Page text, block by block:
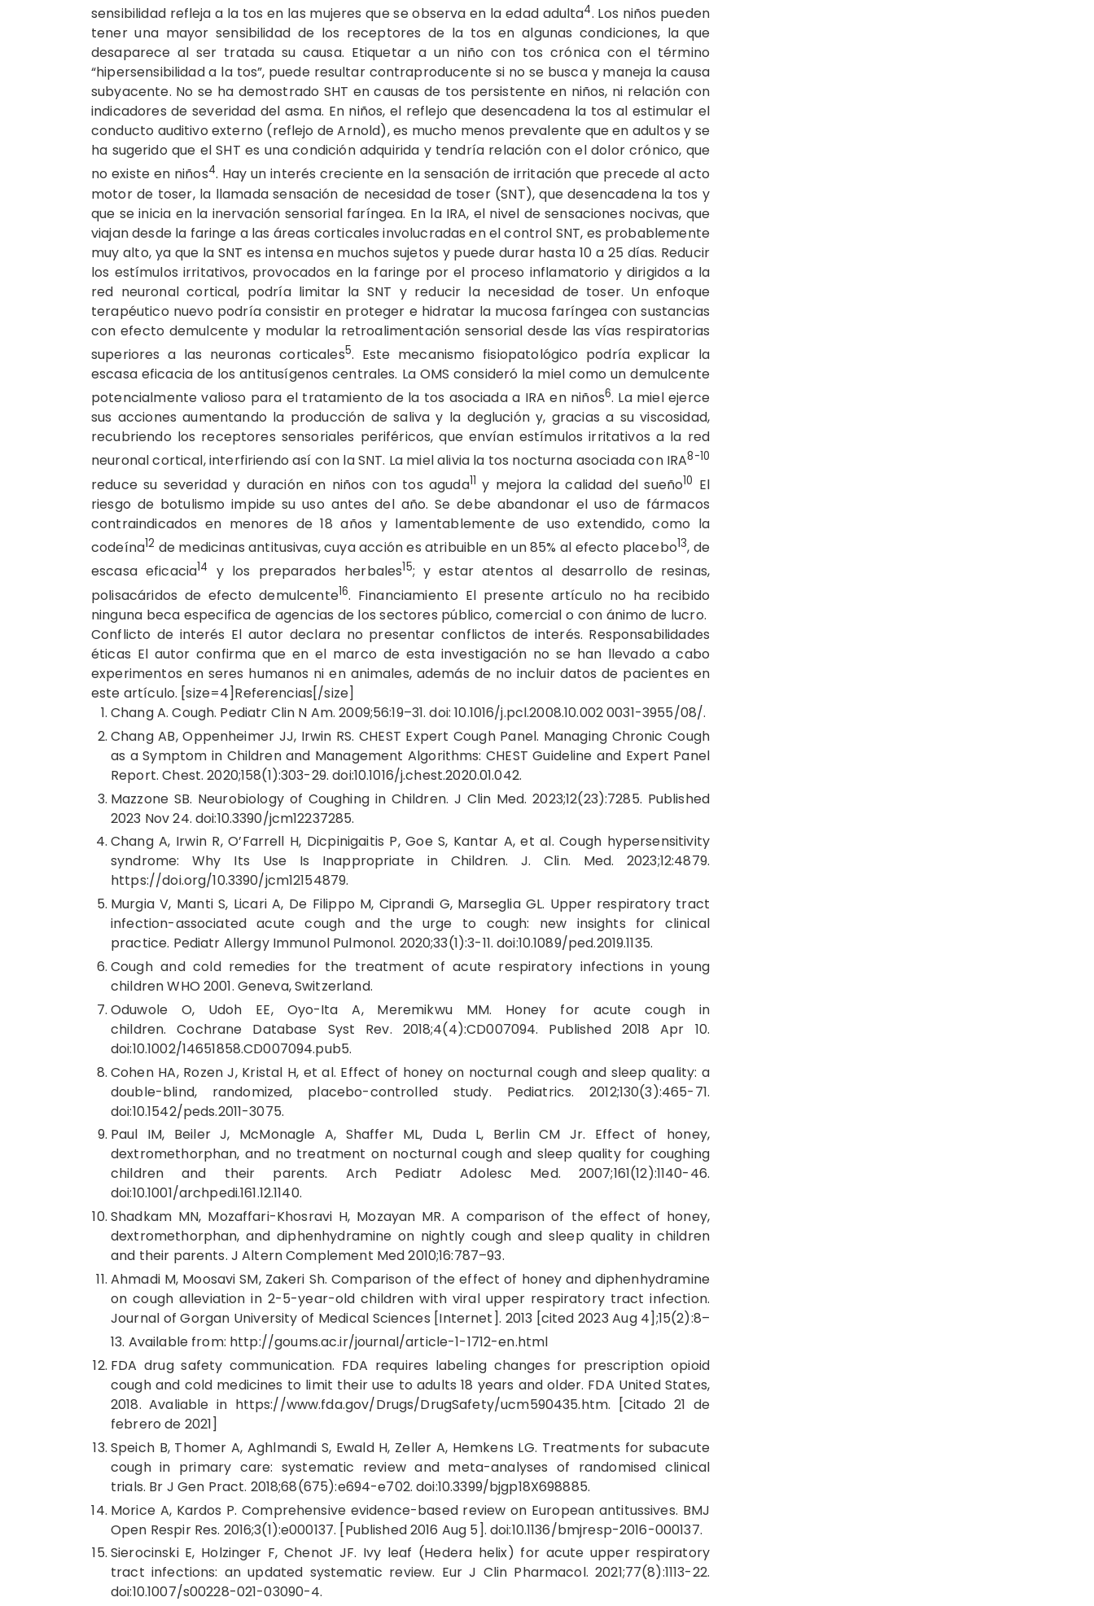
sensibilidad refleja a la tos en las mujeres que se observa en la edad adulta4. Los niños pueden
tener una mayor sensibilidad de los receptores de la tos en algunas ­condiciones, la que
desaparece al ser tratada su causa. Etiquetar a un niño con tos crónica con el término
“hipersensibilidad a la tos”, puede resultar contraproducente si no se busca y maneja la causa
subyacente. No se ha demostrado SHT en causas de tos persistente en niños, ni relación con
indicadores de severidad del asma. En niños, el reflejo que desencadena la tos al estimular el
conducto auditivo externo (reflejo de Arnold), es mucho menos prevalente que en adultos y se
ha sugerido que el SHT es una condición adquirida y tendría relación con el dolor crónico, que
no existe en niños4. Hay un interés creciente en la sensación de irritación que precede al acto
motor de toser, la llamada sensación de necesidad de toser (SNT), que desencadena la tos y
que se inicia en la inervación sensorial faríngea. En la IRA, el nivel de sensaciones nocivas, que
viajan desde la faringe a las áreas corticales involucradas en el control SNT, es probablemente
muy alto, ya que la SNT es intensa en muchos sujetos y puede durar hasta 10 a 25 días. Reducir
los estímulos irritativos, provocados en la faringe por el proceso inflamatorio y dirigidos a la
red neuronal cortical, podría limitar la SNT y reducir la necesidad de toser. Un enfoque
terapéutico nuevo podría consistir en proteger e hidratar la mucosa faríngea con sustancias
con efecto demulcente y modular la retroalimentación sensorial desde las vías respiratorias
superiores a las neuronas corticales5. Este mecanismo fisiopatológico podría explicar la
escasa eficacia de los antitusígenos centrales. La OMS consideró la miel como un demulcente
potencialmente valioso para el tratamiento de la tos asociada a IRA en niños6. La miel ejerce
sus acciones aumentando la producción de saliva y la deglución y, gracias a su viscosidad,
recubriendo los receptores sensoriales periféricos, que envían estímulos irritativos a la red
neuronal cortical, interfiriendo así con la SNT. La miel alivia la tos nocturna asociada con IRA8-10
reduce su severidad y duración en niños con tos aguda11 y mejora la calidad del sueño10 El
riesgo de botulismo impide su uso antes del año. Se debe abandonar el uso de fármacos
contraindicados en menores de 18 años y lamentablemente de uso extendido, como la
codeína12 de medicinas antitusivas, cuya acción es atribuible en un 85% al efecto placebo13, de
escasa eficacia14 y los preparados herbales15; y estar atentos al desarrollo de resinas,
polisacáridos de efecto demulcente16. Financiamiento El presente artículo no ha recibido
ninguna beca especifica de agencias de los sectores público, comercial o con ánimo de lucro.
Conflicto de interés El autor declara no presentar conflictos de interés. Responsabilidades
éticas El autor confirma que en el marco de esta investigación no se han llevado a cabo
experimentos en seres humanos ni en animales, además de no incluir datos de pacientes en
este artículo. [size=4]Referencias[/size]
Chang A. Cough. Pediatr Clin N Am. 2009;56:19–31. doi: 10.1016/j.pcl.2008.10.002 0031-3955/08/.
Chang AB, Oppenheimer JJ, Irwin RS. CHEST Expert Cough Panel. Managing Chronic Cough
as a Symptom in Children and Management Algorithms: CHEST Guideline and Expert Panel
Report. Chest. 2020;158(1):303-29. doi:10.1016/j.chest.2020.01.042.
Mazzone SB. Neurobiology of Coughing in Children. J Clin Med. 2023;12(23):7285. Published
2023 Nov 24. doi:10.3390/jcm12237285.
Chang A, Irwin R, O’Farrell H, Dicpinigaitis P, Goe S, Kantar A, et al. Cough hypersensitivity
syndrome: Why Its Use Is Inappropriate in Children. J. Clin. Med. 2023;12:4879.
https://doi.org/10.3390/jcm12154879.
Murgia V, Manti S, Licari A, De Filippo M, Ciprandi G, Marseglia GL. Upper respiratory tract
infection-associated acute cough and the urge to cough: new insights for clinical
practice. Pediatr Allergy Immunol Pulmonol. 2020;33(1):3-11. doi:10.1089/ped.2019.1135.
Cough and cold remedies for the treatment of acute respiratory infections in young
children WHO 2001. Geneva, Switzerland.
Oduwole O, Udoh EE, Oyo-Ita A, Meremikwu MM. Honey for acute cough in
children. Cochrane Database Syst Rev. 2018;4(4):CD007094. Published 2018 Apr 10.
doi:10.1002/14651858.CD007094.pub5.
Cohen HA, Rozen J, Kristal H, et al. Effect of honey on nocturnal cough and sleep quality: a
double-blind, randomized, placebo-controlled study. Pediatrics. 2012;130(3):465-71.
doi:10.1542/peds.2011-3075.
Paul IM, Beiler J, McMonagle A, Shaffer ML, Duda L, Berlin CM Jr. Effect of honey,
dextromethorphan, and no treatment on nocturnal cough and sleep quality for coughing
children and their parents. Arch Pediatr Adolesc Med. 2007;161(12):1140-46.
doi:10.1001/archpedi.161.12.1140.
Shadkam MN, Mozaffari-Khosravi H, Mozayan MR. A comparison of the effect of honey,
dextromethorphan, and diphenhydramine on nightly cough and sleep quality in children
and their parents. J Altern Complement Med 2010;16:787–93.
Ahmadi M, Moosavi SM, Zakeri Sh. Comparison of the effect of honey and diphenhydramine
on cough alleviation in 2-5-year-old children with viral upper respiratory tract infection.
Journal of Gorgan University of Medical Sciences [Internet]. 2013 [cited 2023 Aug 4];15(2):8–
13. Available from: http://goums.ac.ir/journal/article-1-1712-en.html
FDA drug safety communication. FDA requires labeling changes for prescription opioid
cough and cold medicines to limit their use to adults 18 years and older. FDA United States,
2018. Avaliable in https://www.fda.gov/Drugs/DrugSafety/ucm590435.htm. [Citado 21 de
febrero de 2021]
Speich B, Thomer A, Aghlmandi S, Ewald H, Zeller A, Hemkens LG. Treatments for subacute
cough in primary care: systematic review and meta-analyses of randomised clinical
trials. Br J Gen Pract. 2018;68(675):e694-e702. doi:10.3399/bjgp18X698885.
Morice A, Kardos P. Comprehensive evidence-based review on European antitussives. BMJ
Open Respir Res. 2016;3(1):e000137. [Published 2016 Aug 5]. doi:10.1136/bmjresp-2016-000137.
Sierocinski E, Holzinger F, Chenot JF. Ivy leaf (Hedera helix) for acute upper respiratory
tract infections: an updated systematic review. Eur J Clin Pharmacol. 2021;77(8):1113-22.
doi:10.1007/s00228-021-03090-4.